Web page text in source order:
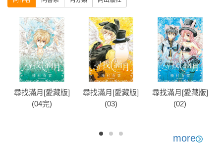
尋找滿月[愛藏版]
(04完)
尋找滿月[愛藏版]
(03)
尋找滿月[愛藏版]
(02)
more